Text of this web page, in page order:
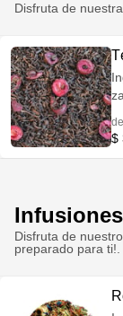
Disfruta de
$
Infusiones
Disfruta de
preparado para